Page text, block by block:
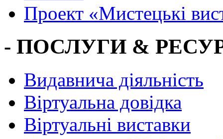
Проект «Мистецькі
- ПОСЛУГИ &
Видавнича діяльність
Віртуальна довідка
Віртуальні виставки